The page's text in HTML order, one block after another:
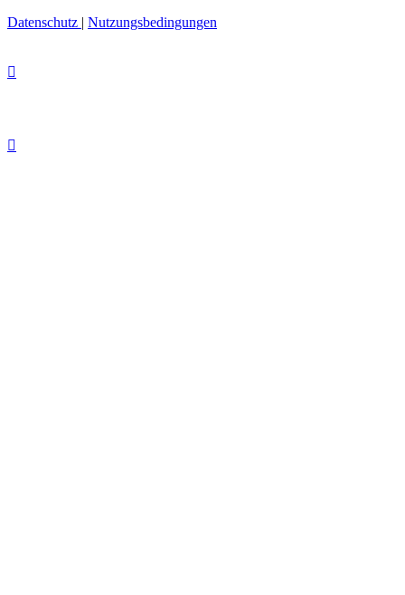
Datenschutz | Nutzungsbedingungen